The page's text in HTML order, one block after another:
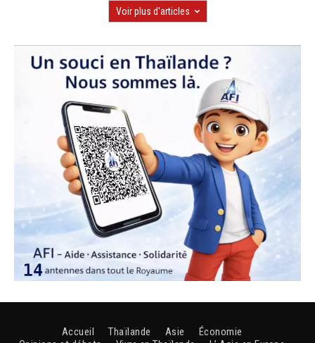
Voir plus d'articles
Accueil Thaïlande Asie
Économie